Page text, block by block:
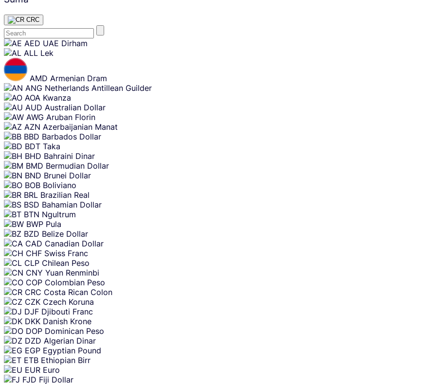
CRC
Skip
content
AED UAE Dirham
ALL Lek
AMD Armenian Dram
ANG Netherlands Antillean Guilder
AOA Kwanza
AUD Australian Dollar
AWG Aruban Florin
AZN Azerbaijanian Manat
BBD Barbados Dollar
BDT Taka
BHD Bahraini Dinar
BMD Bermudian Dollar
BND Brunei Dollar
BOB Boliviano
BRL Brazilian Real
BSD Bahamian Dollar
BTN Ngultrum
BWP Pula
BZD Belize Dollar
CAD Canadian Dollar
CHF Swiss Franc
CLP Chilean Peso
CNY Yuan Renminbi
COP Colombian Peso
CRC Costa Rican Colon
CZK Czech Koruna
DJF Djibouti Franc
DKK Danish Krone
DOP Dominican Peso
DZD Algerian Dinar
EGP Egyptian Pound
ETB Ethiopian Birr
EUR Euro
FJD Fiji Dollar